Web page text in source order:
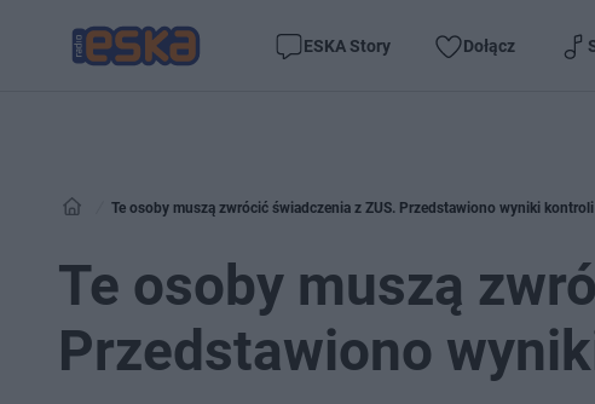
ESKA Story Dołącz
Te osoby muszą zwrócić świadczenia z ZUS. Przedstawiono wyniki kontroli
Te osoby muszą
Przedstawiono